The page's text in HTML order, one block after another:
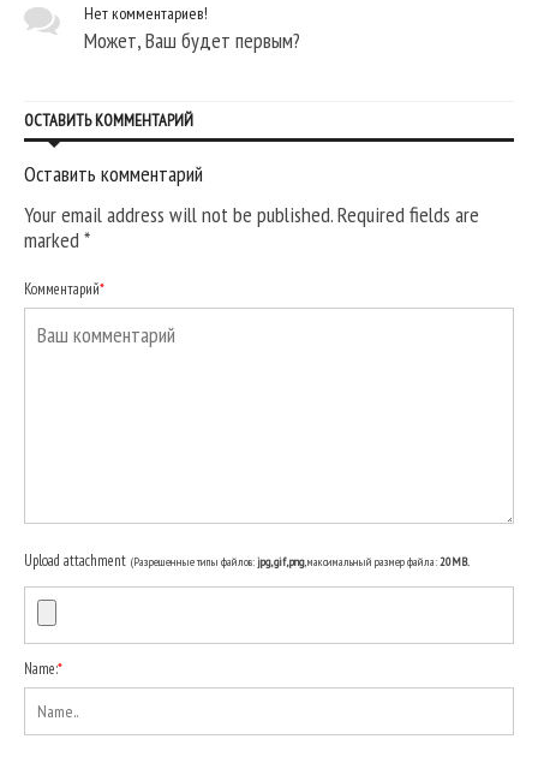
Нет комментариев!
Может, Ваш будет первым?
ОСТАВИТЬ КОММЕНТАРИЙ
Оставить комментарий
Your email address will not be published. Required fields are
marked *
Комментарий*
Upload attachment (Разрешенные типы файлов:jpg, gif, png, максимальный размер файла: 20MB.
Name:*